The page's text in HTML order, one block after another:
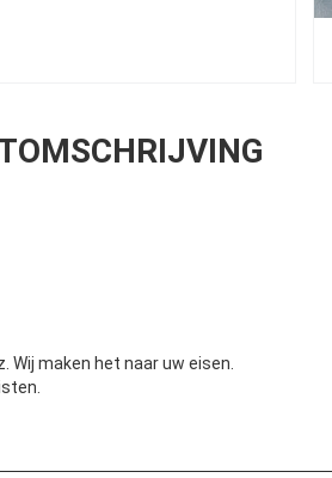
Wij maken het naar uw eisen.